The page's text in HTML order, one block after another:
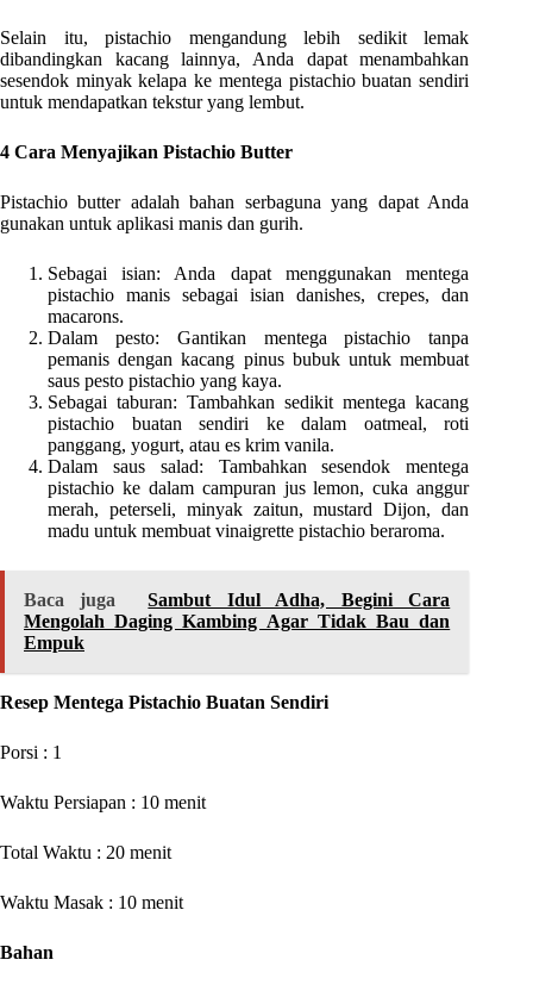
Selain itu, pistachio mengandung lebih sedikit lemak
dibandingkan kacang lainnya, Anda dapat menambahkan
sesendok minyak kelapa ke mentega pistachio buatan sendiri
untuk mendapatkan tekstur yang lembut.
4 Cara Menyajikan Pistachio Butter
Pistachio butter adalah bahan serbaguna yang dapat Anda
gunakan untuk aplikasi manis dan gurih.
Sebagai isian: Anda dapat menggunakan mentega
pistachio manis sebagai isian danishes, crepes, dan
macarons.
Dalam pesto: Gantikan mentega pistachio tanpa
pemanis dengan kacang pinus bubuk untuk membuat
saus pesto pistachio yang kaya.
Sebagai taburan: Tambahkan sedikit mentega kacang
pistachio buatan sendiri ke dalam oatmeal, roti
panggang, yogurt, atau es krim vanila.
Dalam saus salad: Tambahkan sesendok mentega
pistachio ke dalam campuran jus lemon, cuka anggur
merah, peterseli, minyak zaitun, mustard Dijon, dan
madu untuk membuat vinaigrette pistachio beraroma.
Baca juga
Sambut Idul Adha, Begini Cara
Mengolah Daging Kambing Agar Tidak Bau dan
Empuk
Resep Mentega Pistachio Buatan Sendiri
Porsi : 1
Waktu Persiapan : 10 menit
Total Waktu : 20 menit
Waktu Masak : 10 menit
Bahan